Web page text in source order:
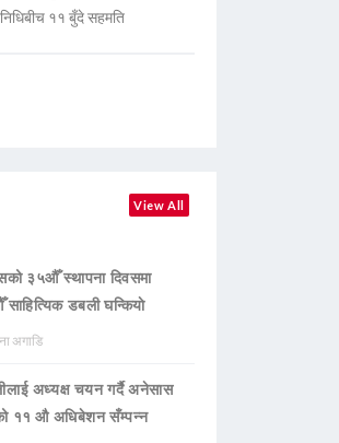
११ बुँदे सहमति
View All
३५औँ स्थापना दिवसमा
डबली घन्कियाे
अगाडि
अध्यक्ष चयन गर्दै अनेसास
११ औ अधिबेशन सँम्पन्न